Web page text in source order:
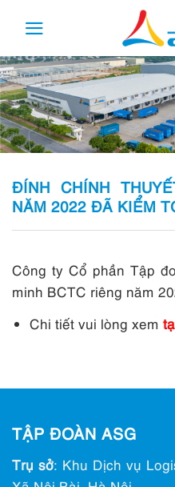
content
ĐÍNH CHÍNH
NĂM 2022 ĐÃ KIỂM
Công ty Cổ phần Tập
minh BCTC riêng năm
Chi tiết vui lòng xem
TẬP ĐOÀN ASG
Trụ sở: Khu Dịch vụ